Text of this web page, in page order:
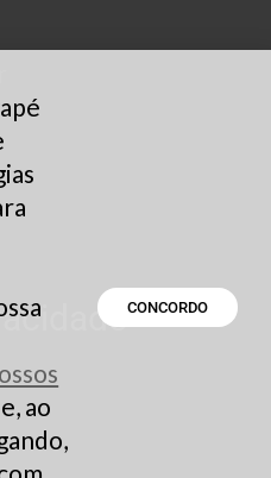
e, ao
CONCORDO